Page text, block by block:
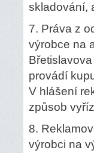
skladování,
7. Práva z
výrobce na
provádí
V hlášení
způsob
8.
výrobci na